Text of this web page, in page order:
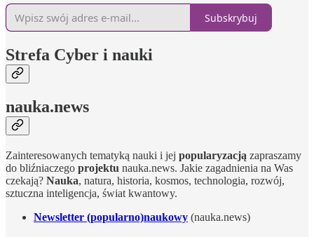
Subskrybuj
Strefa Cyber i nauki
nauka.news
Zainteresowanych tematyką nauki i jej popularyzacją zapraszamy
do bliźniaczego projektu nauka.news. Jakie zagadnienia na Was
czekają? Nauka, natura, historia, kosmos, technologia, rozwój,
sztuczna inteligencja, świat kwantowy.
Newsletter (popularno)naukowy (nauka.news)